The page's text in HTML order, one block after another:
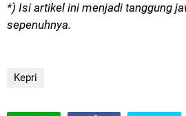
*) Isi artikel ini menjadi tanggung
sepenuhnya.
Kepri